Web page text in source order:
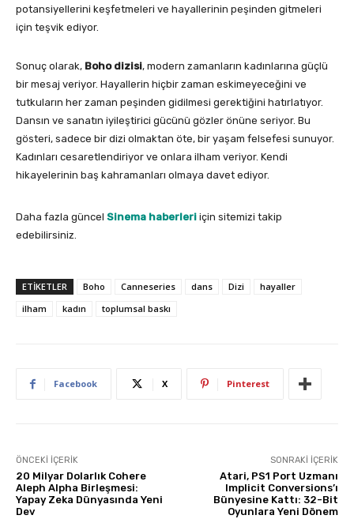
potansiyellerini keşfetmeleri ve hayallerinin peşinden gitmeleri
için teşvik ediyor.
Sonuç olarak, Boho dizisi, modern zamanların kadınlarına güçlü
bir mesaj veriyor. Hayallerin hiçbir zaman eskimeyeceğini ve
tutkuların her zaman peşinden gidilmesi gerektiğini hatırlatıyor.
Dansın ve sanatın iyileştirici gücünü gözler önüne seriyor. Bu
gösteri, sadece bir dizi olmaktan öte, bir yaşam felsefesi sunuyor.
Kadınları cesaretlendiriyor ve onlara ilham veriyor. Kendi
hikayelerinin baş kahramanları olmaya davet ediyor.
Daha fazla güncel Sinema haberleri için sitemizi takip
edebilirsiniz.
ETIKETLER Boho Canneseries dans Dizi
hayaller
ilham
kadın toplumsal baskı
Facebook X Pinterest
ÖNCEKI İÇERIK
20 Milyar Dolarlık Cohere
Aleph Alpha Birleşmesi:
Yapay Zeka Dünyasında Yeni
Dev
SONRAKI İÇERIK
Atari, PS1 Port Uzmanı
Implicit Conversions’ı
Bünyesine Kattı: 32-Bit
Oyunlara Yeni Dönem